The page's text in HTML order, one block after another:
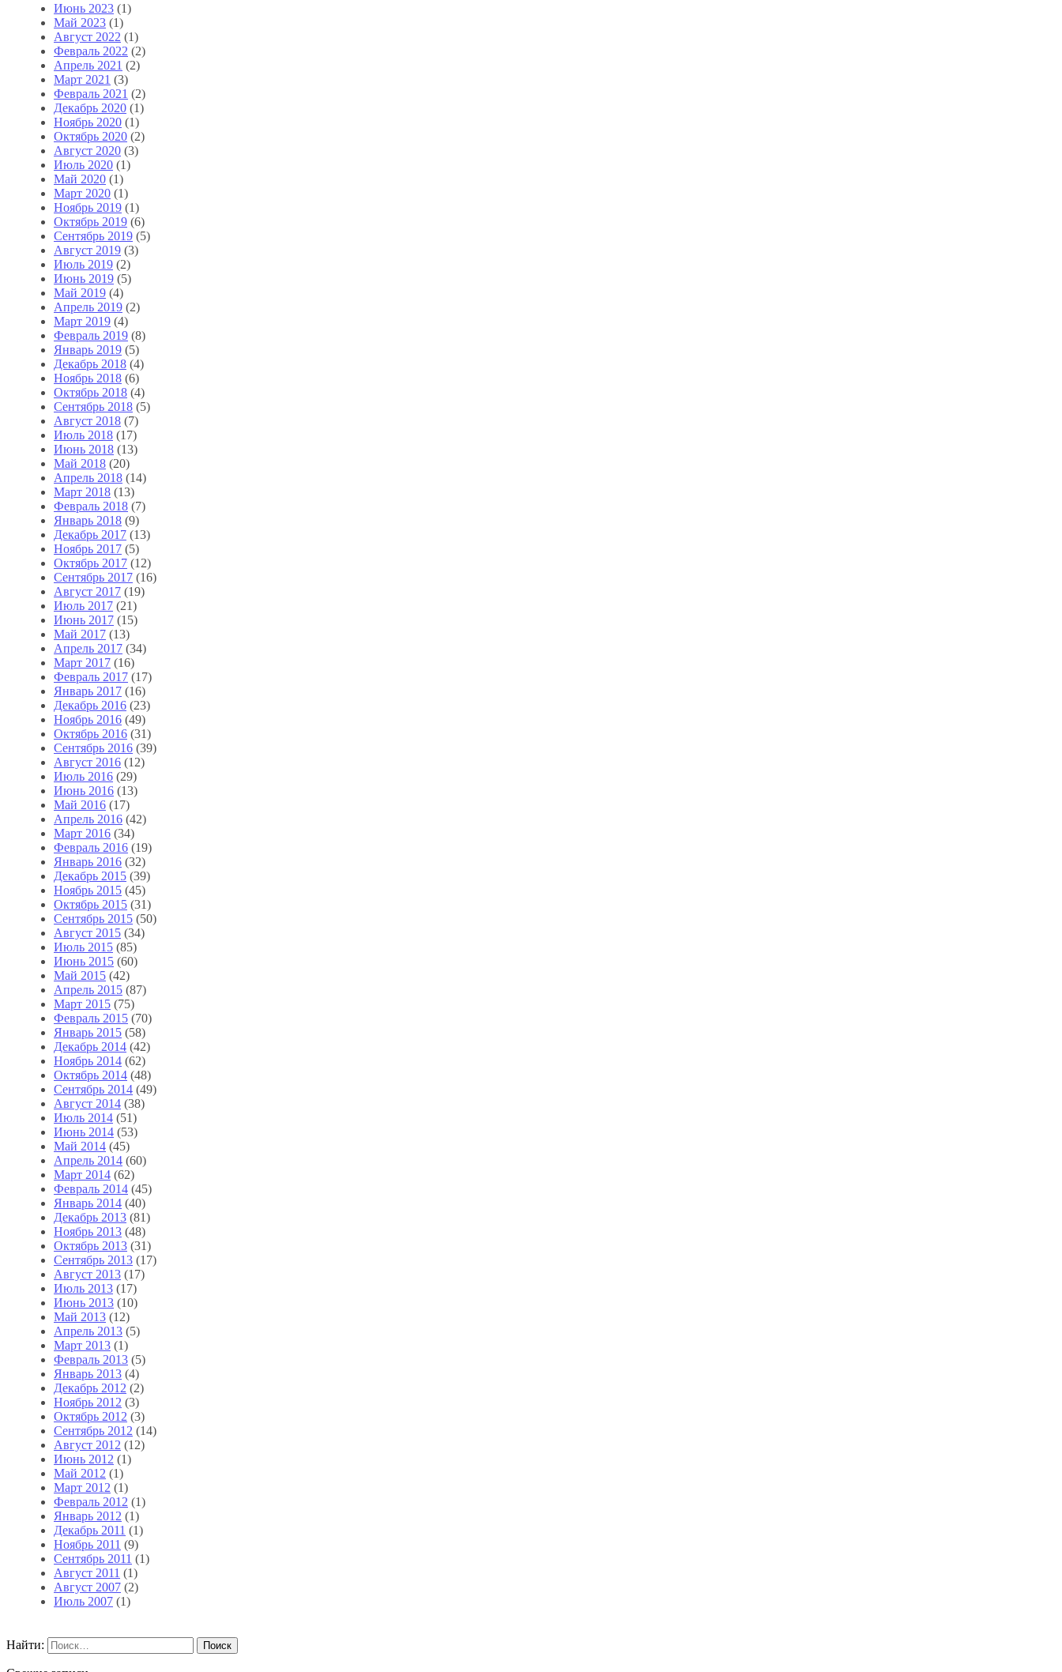
Июнь 2023 (1)
Май 2023 (1)
Август 2022 (1)
Февраль 2022 (2)
Апрель 2021 (2)
Март 2021 (3)
Февраль 2021 (2)
Декабрь 2020 (1)
Ноябрь 2020 (1)
Октябрь 2020 (2)
Август 2020 (3)
Июль 2020 (1)
Май 2020 (1)
Март 2020 (1)
Ноябрь 2019 (1)
Октябрь 2019 (6)
Сентябрь 2019 (5)
Август 2019 (3)
Июль 2019 (2)
Июнь 2019 (5)
Май 2019 (4)
Апрель 2019 (2)
Март 2019 (4)
Февраль 2019 (8)
Январь 2019 (5)
Декабрь 2018 (4)
Ноябрь 2018 (6)
Октябрь 2018 (4)
Сентябрь 2018 (5)
Август 2018 (7)
Июль 2018 (17)
Июнь 2018 (13)
Май 2018 (20)
Апрель 2018 (14)
Март 2018 (13)
Февраль 2018 (7)
Январь 2018 (9)
Декабрь 2017 (13)
Ноябрь 2017 (5)
Октябрь 2017 (12)
Сентябрь 2017 (16)
Август 2017 (19)
Июль 2017 (21)
Июнь 2017 (15)
Май 2017 (13)
Апрель 2017 (34)
Март 2017 (16)
Февраль 2017 (17)
Январь 2017 (16)
Декабрь 2016 (23)
Ноябрь 2016 (49)
Октябрь 2016 (31)
Сентябрь 2016 (39)
Август 2016 (12)
Июль 2016 (29)
Июнь 2016 (13)
Май 2016 (17)
Апрель 2016 (42)
Март 2016 (34)
Февраль 2016 (19)
Январь 2016 (32)
Декабрь 2015 (39)
Ноябрь 2015 (45)
Октябрь 2015 (31)
Сентябрь 2015 (50)
Август 2015 (34)
Июль 2015 (85)
Июнь 2015 (60)
Май 2015 (42)
Апрель 2015 (87)
Март 2015 (75)
Февраль 2015 (70)
Январь 2015 (58)
Декабрь 2014 (42)
Ноябрь 2014 (62)
Октябрь 2014 (48)
Сентябрь 2014 (49)
Август 2014 (38)
Июль 2014 (51)
Июнь 2014 (53)
Май 2014 (45)
Апрель 2014 (60)
Март 2014 (62)
Февраль 2014 (45)
Январь 2014 (40)
Декабрь 2013 (81)
Ноябрь 2013 (48)
Октябрь 2013 (31)
Сентябрь 2013 (17)
Август 2013 (17)
Июль 2013 (17)
Июнь 2013 (10)
Май 2013 (12)
Апрель 2013 (5)
Март 2013 (1)
Февраль 2013 (5)
Январь 2013 (4)
Декабрь 2012 (2)
Ноябрь 2012 (3)
Октябрь 2012 (3)
Сентябрь 2012 (14)
Август 2012 (12)
Июнь 2012 (1)
Май 2012 (1)
Март 2012 (1)
Февраль 2012 (1)
Январь 2012 (1)
Декабрь 2011 (1)
Ноябрь 2011 (9)
Сентябрь 2011 (1)
Август 2011 (1)
Август 2007 (2)
Июль 2007 (1)
Найти: